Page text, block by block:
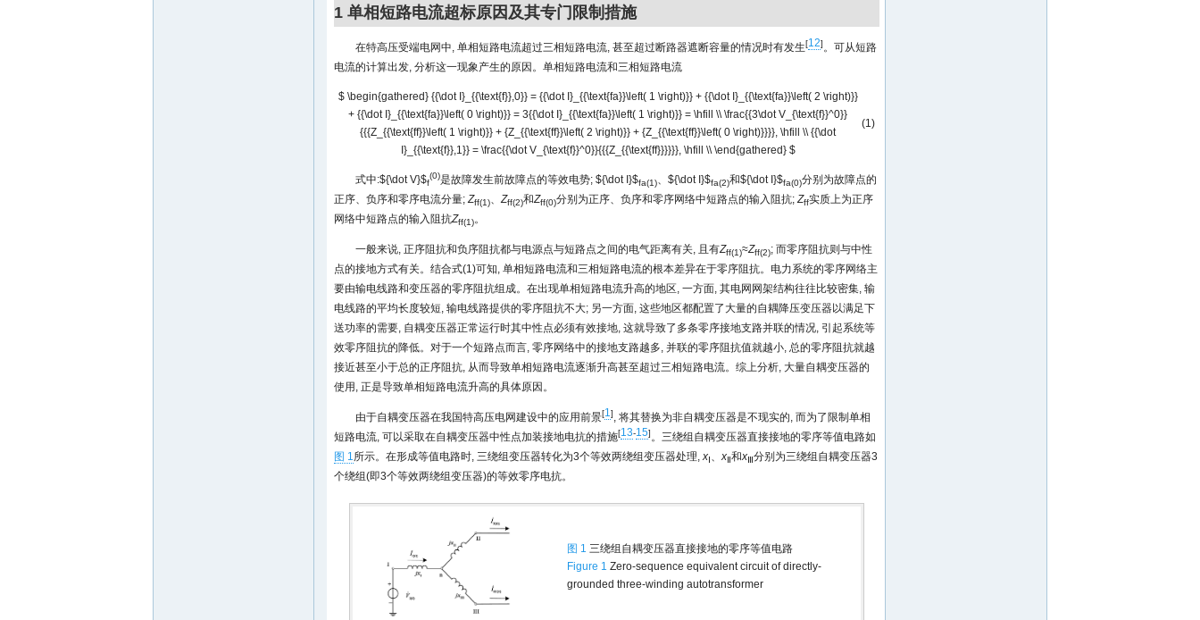
1 单相短路电流超标原因及其专门限制措施
在特高压受端电网中, 单相短路电流超过三相短路电流, 甚至超过断路器遮断容量的情况时有发生[12]。可从短路
电流的计算出发, 分析这一现象产生的原因。单相短路电流和三相短路电流
$ \begin{gathered} {{\dot I}_{{\text{f}},0}} = {{\dot I}_{{\text{fa}}\left( 1 \right)}} + {{\dot I}_{{\text{fa}}\left( 2 \right)}}
+ {{\dot I}_{{\text{fa}}\left( 0 \right)}} = 3{{\dot I}_{{\text{fa}}\left( 1 \right)}} = \hfill \\ \frac{{3\dot V_{\text{f}}^0}}
{{{Z_{{\text{ff}}\left( 1 \right)}} + {Z_{{\text{ff}}\left( 2 \right)}} + {Z_{{\text{ff}}\left( 0 \right)}}}}, \hfill \\ {{\dot
I}_{{\text{f}},1}} = \frac{{\dot V_{\text{f}}^0}}{{{Z_{{\text{ff}}}}}}, \hfill \\ \end{gathered} $
(1)
式中:${\dot V}$f
(0)是故障发生前故障点的等效电势; ${\dot I}$fa(1)、 ${\dot I}$fa(2)和${\dot I}$fa(0)分别为故障点的
正序、负序和零序电流分量;Zff(1)、Zff(2)和Zff(0)分别为正序、负序和零序网络中短路点的输入阻抗;Zff实质上为正序
网络中短路点的输入阻抗Zff(1)。
一般来说, 正序阻抗和负序阻抗都与电源点与短路点之间的电气距离有关, 且有Zff(1)≈Zff(2); 而零序阻抗则与中性
点的接地方式有关。结合式(1)可知, 单相短路电流和三相短路电流的根本差异在于零序阻抗。电力系统的零序网络主
要由输电线路和变压器的零序阻抗组成。在出现单相短路电流升高的地区, 一方面, 其电网网架结构往往比较密集, 输
电线路的平均长度较短, 输电线路提供的零序阻抗不大; 另一方面, 这些地区都配置了大量的自耦降压变压器以满足下
送功率的需要, 自耦变压器正常运行时其中性点必须有效接地, 这就导致了多条零序接地支路并联的情况, 引起系统等
效零序阻抗的降低。对于一个短路点而言, 零序网络中的接地支路越多, 并联的零序阻抗值就越小, 总的零序阻抗就越
接近甚至小于总的正序阻抗, 从而导致单相短路电流逐渐升高甚至超过三相短路电流。综上分析, 大量自耦变压器的
使用, 正是导致单相短路电流升高的具体原因。
由于自耦变压器在我国特高压电网建设中的应用前景[1], 将其替换为非自耦变压器是不现实的, 而为了限制单相
短路电流, 可以采取在自耦变压器中性点加装接地电抗的措施[13-15]。三绕组自耦变压器直接接地的零序等值电路如
图 1所示。在形成等值电路时, 三绕组变压器转化为3个等效两绕组变压器处理,x 、x 和x 分别为三绕组自耦变压器3
个绕组(即3个等效两绕组变压器)的等效零序电抗。
图 1 三绕组自耦变压器直接接地的零序等值电路
Figure 1 Zero-sequence equivalent circuit of directly-
grounded three-winding autotransformer